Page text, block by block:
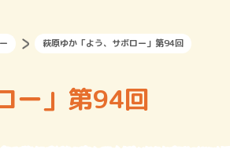
萩原ゆか「よう、サボロー」第94回
ー」第94回